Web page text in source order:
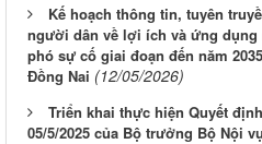
Kế hoạch thông tin, tuyên
người dân về lợi ích và ứng
phó sự cố giai đoạn đến năm
Đồng Nai (12/05/2026)
Triển khai thực hiện Quyết
05/5/2025 của Bộ trưởng Bộ Nội vụ